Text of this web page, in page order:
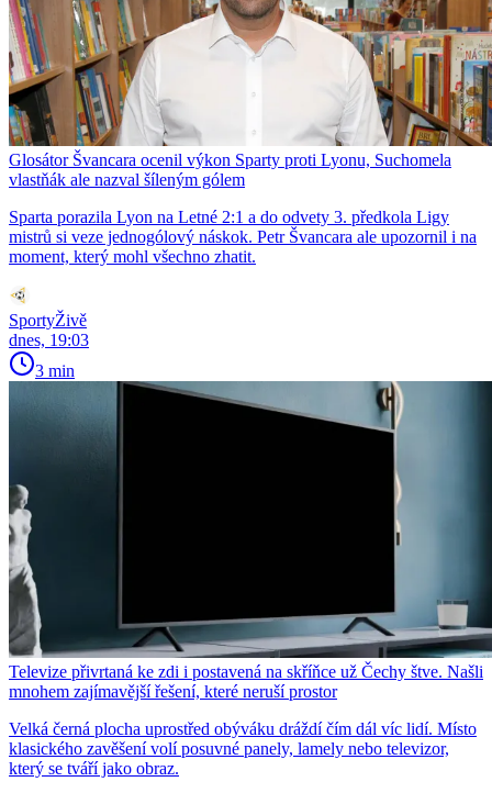
Glosátor Švancara ocenil výkon Sparty proti Lyonu, Suchomela
vlastňák ale nazval šíleným gólem
Sparta porazila Lyon na Letné 2:1 a do odvety 3. předkola Ligy
mistrů si veze jednogólový náskok. Petr Švancara ale upozornil i na
moment, který mohl všechno zhatit.
SportyŽivě
dnes, 19:03
3 min
Televize přivrtaná ke zdi i postavená na skříňce už Čechy štve. Našli
mnohem zajímavější řešení, které neruší prostor
Velká černá plocha uprostřed obýváku dráždí čím dál víc lidí. Místo
klasického zavěšení volí posuvné panely, lamely nebo televizor,
který se tváří jako obraz.